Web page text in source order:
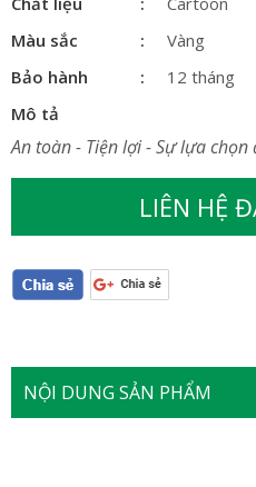
Màu sắc
Vàng
Bảo hành
12 tháng
Mô tả
An toàn - Tiện lợi - Sự lựa chọn
LIÊN HỆ
NỘI DUNG SẢN PHẨM